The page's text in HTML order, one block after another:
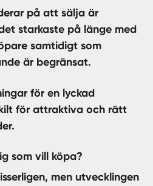
på att sälja är
starkaste på länge med
samtidigt som
är begränsat.
för en lyckad
för attraktiva och rätt
som vill köpa?
men utvecklingen